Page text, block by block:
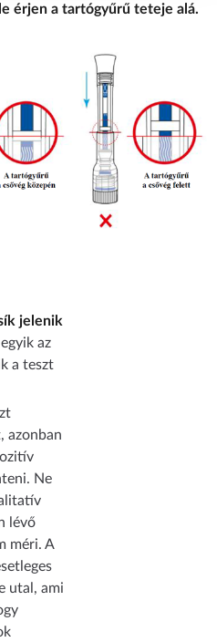
érjen a tartógyűrű teteje alá.
jelenik
az
a teszt
azonban
Ne
lévő
méri. A
utal, ami